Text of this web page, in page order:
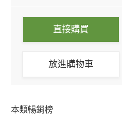
直接購買
放進購物車
本類暢銷榜